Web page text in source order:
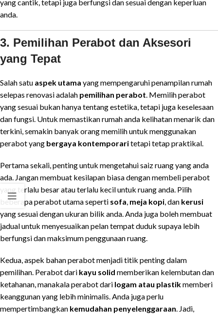
yang cantik, tetapi juga berfungsi dan sesuai dengan keperluan
anda.
3. Pemilihan Perabot dan Aksesori
yang Tepat
Salah satu aspek utama yang mempengaruhi penampilan rumah
selepas renovasi adalah pemilihan perabot . Memilih perabot
yang sesuai bukan hanya tentang estetika, tetapi juga keselesaan
dan fungsi. Untuk memastikan rumah anda kelihatan menarik dan
terkini, semakin banyak orang memilih untuk menggunakan
perabot yang bergaya kontemporaritetapi tetap praktikal.
Pertama sekali, penting untuk mengetahui saiz ruang yang anda
ada. Jangan membuat kesilapan biasa dengan membeli perabot
yang terlalu besar atau terlalu kecil untuk ruang anda. Pilih
beberapa perabot utama seperti sofa meja kopi , dan kerusi
yang sesuai dengan ukuran bilik anda. Anda juga boleh membuat
jadual untuk menyesuaikan pelan tempat duduk supaya lebih
berfungsi dan maksimum penggunaan ruang.
Kedua, aspek bahan perabot menjadi titik penting dalam
pemilihan. Perabot dari kayu solid memberikan kelembutan dan
ketahanan, manakala perabot dari logam atau plastikmemberi
keanggunan yang lebih minimalis. Anda juga perlu
mempertimbangkan kemudahan penyelenggaraan . Jadi,